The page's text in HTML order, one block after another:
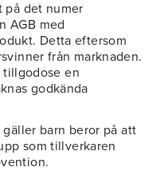
på det numer
AGB med
Detta eftersom
från marknaden.
tillgodose en
godkända
barn beror på att
som tillverkaren